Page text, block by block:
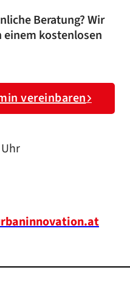
Beratung? Wir
kostenlosen
vereinbaren